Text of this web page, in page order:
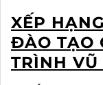
XẾP
ĐÀO TẠO
TRÌNH VŨ